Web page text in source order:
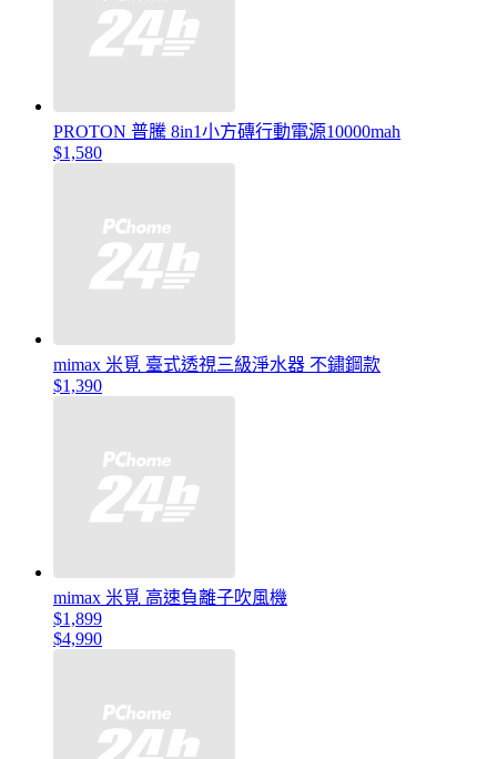
PROTON 普騰 8in1小方磚行動電源10000mah
$1,580
mimax 米覓 臺式透視三級淨水器 不鏽鋼款
$1,390
mimax 米覓 高速負離子吹風機
$1,899
$4,990